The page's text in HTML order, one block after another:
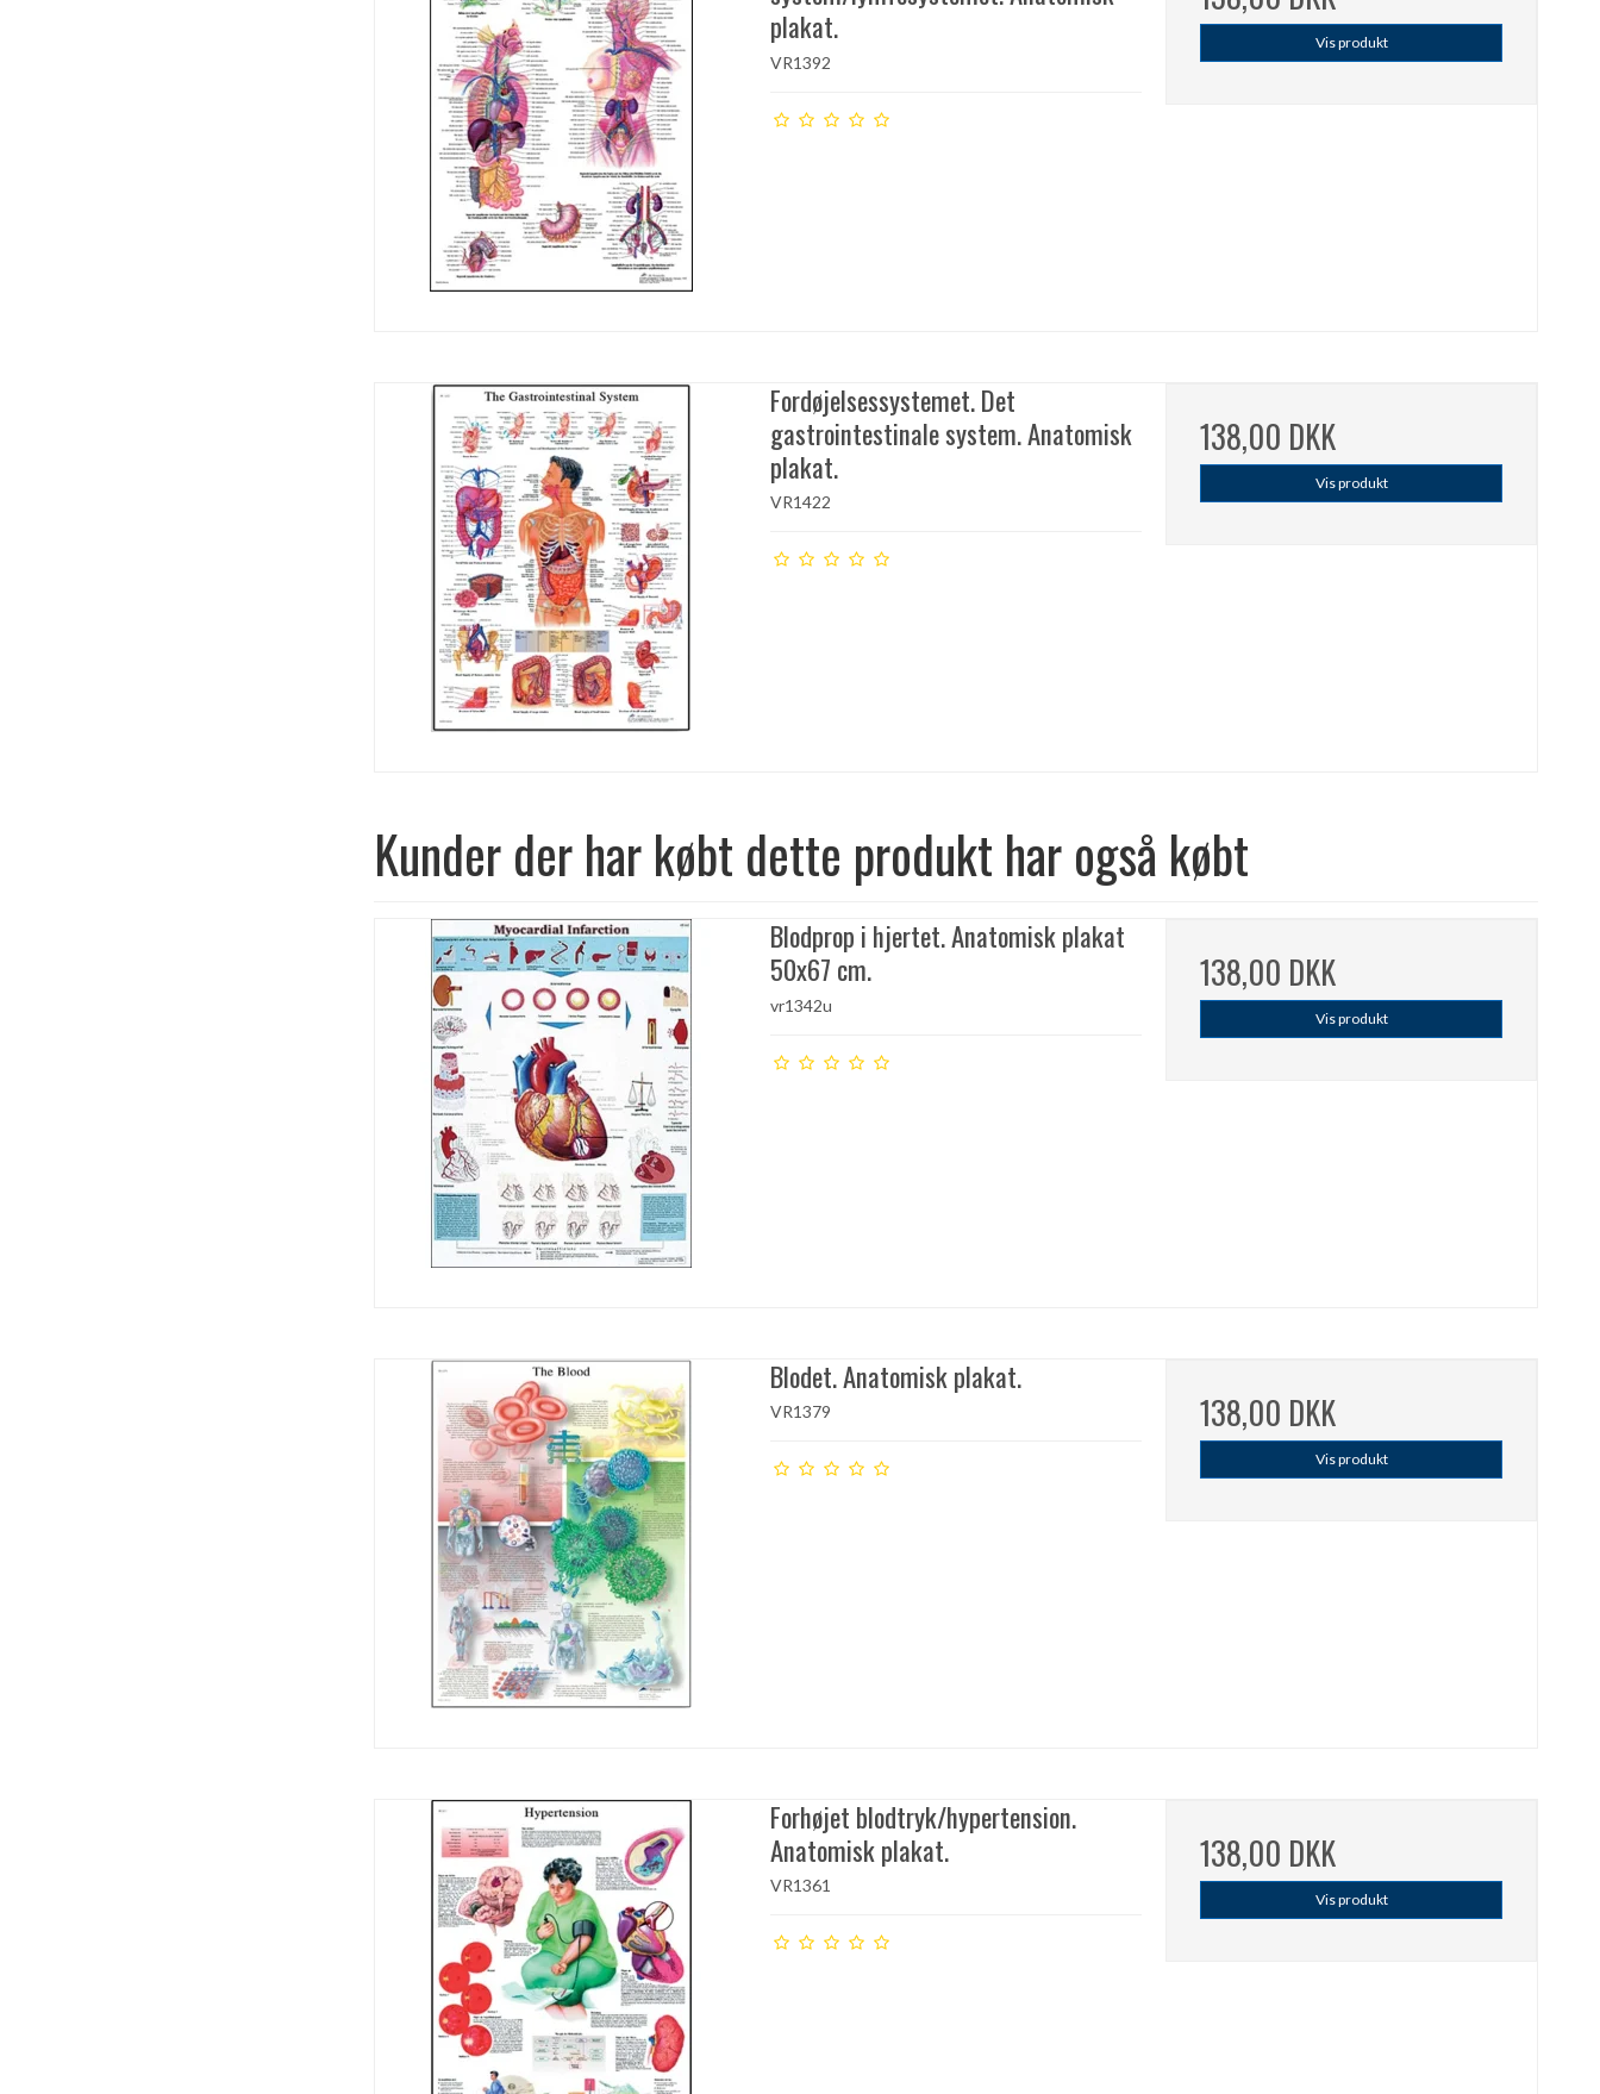
plakat.
VR1392
Vis produkt
Fordøjelsessystemet. Det
gastrointestinale system. Anatomisk
plakat.
VR1422
138,00 DKK
Vis produkt
Kunder der har købt dette produkt har også købt
Blodprop i hjertet. Anatomisk plakat
50x67 cm.
vr1342u
138,00 DKK
Vis produkt
Blodet. Anatomisk plakat.
VR1379 138,00 DKK
Vis produkt
Forhøjet blodtryk/hypertension.
Anatomisk plakat.
VR1361
138,00 DKK
Vis produkt